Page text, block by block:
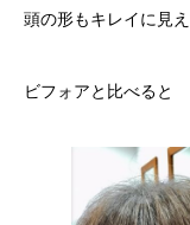
頭の形もキレイに見
ビフォアと比べると